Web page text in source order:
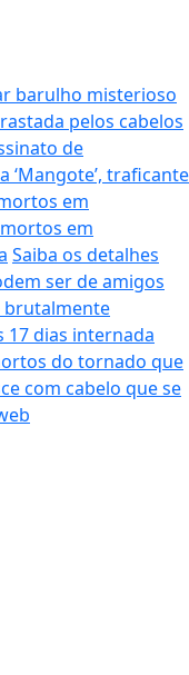
barulho misterioso
pelos cabelos
de
‘Mangote’, traficante
em
em
Saiba os detalhes
ser de amigos
brutalmente
17 dias internada
do tornado que
com cabelo que se